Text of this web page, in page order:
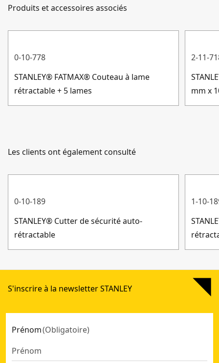
lame
Service client
Produits et accessoires associés
0-10-778
STANLEY® FATMAX® Couteau à lame
rétractable + 5 lames
2-11-
mm x
Les clients ont également consulté
0-10-189
STANLEY® Cutter de sécurité auto-
rétractable
1-10-
S'inscrire à la newsletter STANLEY
Prénom(Obligatoire)